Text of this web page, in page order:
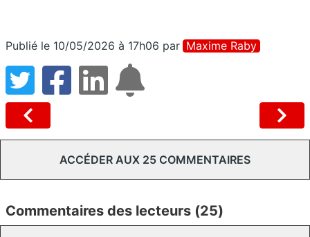
Publié le 10/05/2026 à 17h06 par Maxime Raby
ACCÉDER AUX 25 COMMENTAIRES
Commentaires des lecteurs (25)